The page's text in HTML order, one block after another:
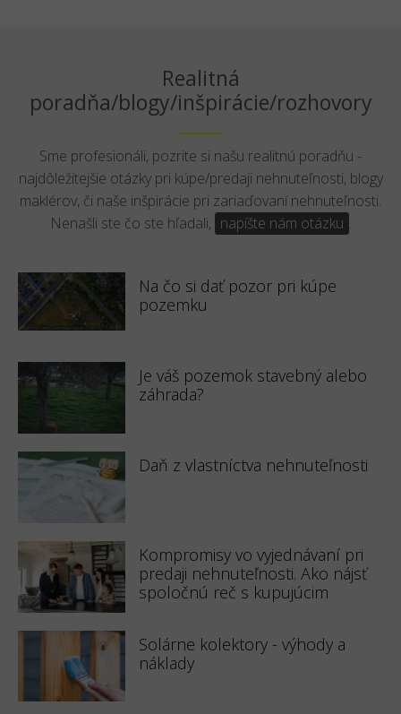
Realitná
poradňa/blogy/inšpirácie/rozhovory
Sme profesionáli, pozrite si našu realitnú poradňu -
najdôležitejšie otázky pri kúpe/predaji nehnuteľnosti, blogy
maklérov, či naše inšpirácie pri zariaďovaní nehnuteľnosti.
Nenašli ste čo ste hľadali, napíšte nám otázku .
Na čo si dať pozor pri kúpe
pozemku
Je váš pozemok stavebný alebo
záhrada?
Daň z vlastníctva nehnuteľnosti
Kompromisy vo vyjednávaní pri
predaji nehnuteľnosti. Ako nájsť
spoločnú reč s kupujúcim
Solárne kolektory - výhody a
náklady